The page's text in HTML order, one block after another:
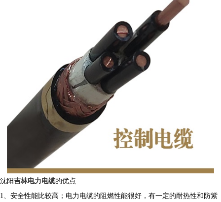
沈阳吉林电力电缆的优点
1、安全性能比较高；电力电缆的阻燃性能很好，有一定的耐热性和防紫